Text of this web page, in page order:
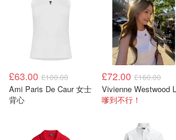
£63.00 £100.00
Ami Paris De Caur 女士
背心
£72.00 £160.00
嗲到不行！